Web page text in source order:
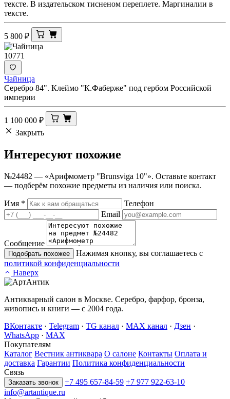
тексте. В издательском тисненом переплете. Маргиналии в
тексте.
5 800 ₽
10771
Чайница
Серебро 84". Клеймо "К.Фаберже" под гербом Российской
империи
1 100 000 ₽
Закрыть
Интересуют похожие
№24482 — «Арифмометр "Brunsviga 10"». Оставьте контакт
— подберём похожие предметы из наличия или поиска.
Имя *
Телефон
Email
Сообщение
Подобрать похожее
Нажимая кнопку, вы соглашаетесь с
политикой конфиденциальности
Наверх
Антикварный салон в Москве. Серебро, фарфор, бронза,
живопись и книги — с 2004 года.
ВКонтакте · Telegram · TG канал · MAX канал · Дзен ·
WhatsApp · MAX
Покупателям
Каталог Вестник антиквара О салоне Контакты Оплата и
доставка Гарантии Политика конфиденциальности
Связь
Заказать звонок +7 495 657-84-59 +7 977 922-63-10
info@artantique.ru